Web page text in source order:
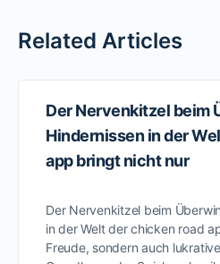
Related Articles
Der Nervenkitzel beim
Hindernissen in der
app bringt nicht nur
Der Nervenkitzel beim
in der Welt der chicken road
Freude, sondern auch